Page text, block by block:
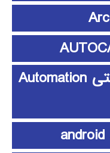
آموزش اتوماسیون صنعتی Automation